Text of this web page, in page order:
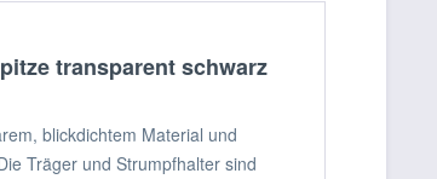
transparent schwarz
blickdichtem Material und
Träger und Strumpfhalter sind